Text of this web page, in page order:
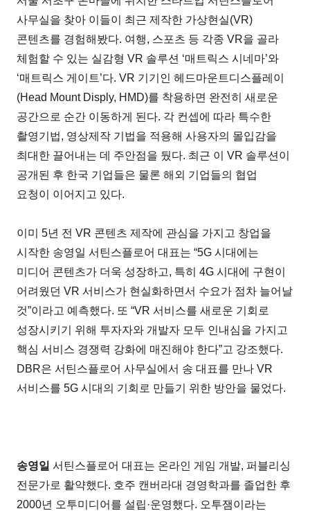
사무실을 찾아 이들이 최근 제작한 가상현실(VR)
콘텐츠를 경험해봤다. 여행, 스포츠 등 각종 VR을 골라
체험할 수 있는 실감형 VR 솔루션 ‘매트릭스 시네마’와
‘매트릭스 게이트’다. VR 기기인 헤드마운트디스플레이
(Head Mount Disply, HMD)를 착용하면 완전히 새로운
공간으로 순간 이동하게 된다. 각 컨셉에 따라 특수한
촬영기법, 영상제작 기법을 적용해 사용자의 몰입감을
최대한 끌어내는 데 주안점을 뒀다. 최근 이 VR 솔루션이
공개된 후 한국 기업들은 물론 해외 기업들의 협업
요청이 이어지고 있다.
이미 5년 전 VR 콘텐츠 제작에 관심을 가지고 창업을
시작한 송영일 서틴스플로어 대표는 “5G 시대에는
미디어 콘텐츠가 더욱 성장하고, 특히 4G 시대에 구현이
어려웠던 VR 서비스가 현실화하면서 수요가 점차 늘어날
것”이라고 예측했다. 또 “VR 서비스를 새로운 기회로
성장시키기 위해 투자자와 개발자 모두 인내심을 가지고
핵심 서비스 경쟁력 강화에 매진해야 한다”고 강조했다.
DBR은 서틴스플로어 사무실에서 송 대표를 만나 VR
서비스를 5G 시대의 기회로 만들기 위한 방안을 물었다.
송영일 서틴스플로어 대표는 온라인 게임 개발, 퍼블리싱
전문가로 활약했다. 호주 캔버라대 경영학과를 졸업한 후
2000년 오투미디어를 설립·운영했다. 오투잼이라는